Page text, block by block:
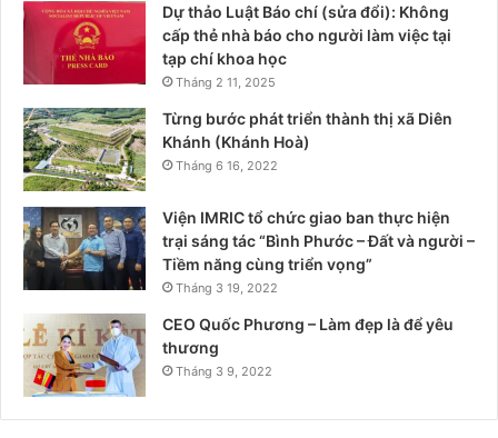
Dự thảo Luật Báo chí (sửa đổi): Không
cấp thẻ nhà báo cho người làm việc tại
tạp chí khoa học
Tháng 2 11, 2025
Từng bước phát triển thành thị xã Diên
Khánh (Khánh Hoà)
Tháng 6 16, 2022
Viện IMRIC tổ chức giao ban thực hiện
trại sáng tác “Bình Phước – Đất và người –
Tiềm năng cùng triển vọng”
Tháng 3 19, 2022
CEO Quốc Phương – Làm đẹp là để yêu
thương
Tháng 3 9, 2022